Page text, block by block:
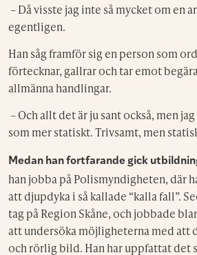
– Då visste jag inte så mycket om en
egentligen.
Han såg framför sig en person som
förtecknar, gallrar och tar emot
allmänna handlingar.
– Och allt det är ju sant också, men
som mer statiskt. Trivsamt, men
Medan han fortfarande gick
han jobba på Polismyndigheten, där
att djupdyka i så kallade “kalla fall”.
tag på Region Skåne, och jobbade
att undersöka möjligheterna med att
och rörlig bild. Han har uppfattat det